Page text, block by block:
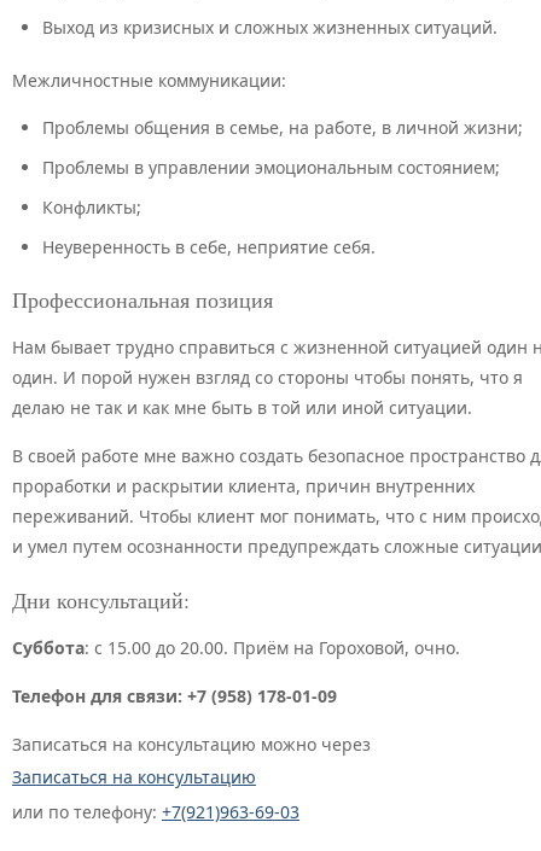
Выход из кризисных и сложных жизненных ситуаций.
Межличностные коммуникации:
Проблемы общения в семье, на работе, в личной жизни;
Проблемы в управлении эмоциональным состоянием;
Конфликты;
Неуверенность в себе, неприятие себя.
Профессиональная позиция
Нам бывает трудно справиться с жизненной ситуацией один
один. И порой нужен взгляд со стороны чтобы понять, что я
делаю не так и как мне быть в той или иной ситуации.
В своей работе мне важно создать безопасное пространство
проработки и раскрытии клиента, причин внутренних
переживаний. Чтобы клиент мог понимать, что с ним
и умел путем осознанности предупреждать сложные
Дни консультаций:
Суббота: с 15.00 до 20.00. Приём на Гороховой, очно.
Телефон для связи: +7 (958) 178-01-09
Записаться на консультацию можно через
Записаться на консультацию
или по телефону: +7(921)963-69-03